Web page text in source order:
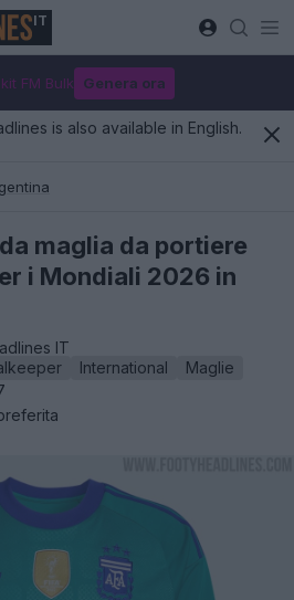
IT
FM Bulk Genera ora
is also available in English.
maglia da portiere
i Mondiali 2026 in
IT
International
Maglie